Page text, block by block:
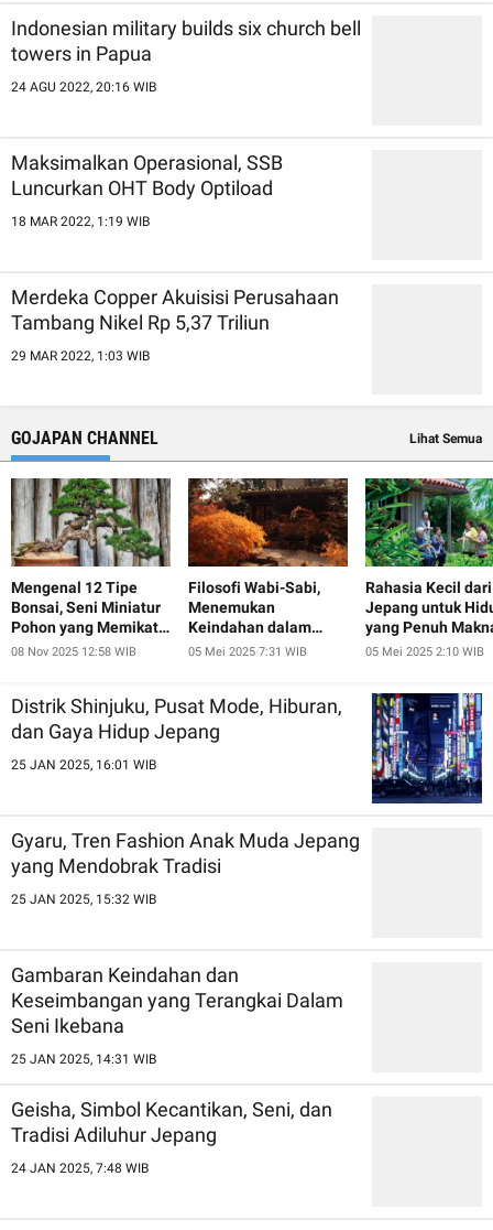
Indonesian military builds six church bell
towers in Papua
24 AGU 2022, 20:16 WIB
Maksimalkan Operasional, SSB
Luncurkan OHT Body Optiload
18 MAR 2022, 1:19 WIB
Merdeka Copper Akuisisi Perusahaan
Tambang Nikel Rp 5,37 Triliun
29 MAR 2022, 1:03 WIB
GOJAPAN CHANNEL Lihat Semua
Mengenal 12 Tipe
Bonsai, Seni Miniatur
Pohon yang Memikat
Hati
08 Nov 2025 12:58 WIB
Filosofi Wabi-Sabi,
Menemukan
Keindahan dalam
Ketidaksempurnaan
05 Mei 2025 7:31 WIB
Rahasia Kecil dari
Jepang untuk
yang Penuh
05 Mei 2025 2:10 WIB
Distrik Shinjuku, Pusat Mode, Hiburan,
dan Gaya Hidup Jepang
25 JAN 2025, 16:01 WIB
Gyaru, Tren Fashion Anak Muda Jepang
yang Mendobrak Tradisi
25 JAN 2025, 15:32 WIB
Gambaran Keindahan dan
Keseimbangan yang Terangkai Dalam
Seni Ikebana
25 JAN 2025, 14:31 WIB
Geisha, Simbol Kecantikan, Seni, dan
Tradisi Adiluhur Jepang
24 JAN 2025, 7:48 WIB